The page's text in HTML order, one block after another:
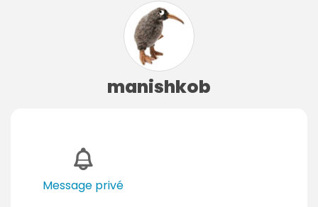
manishkob
Message privé